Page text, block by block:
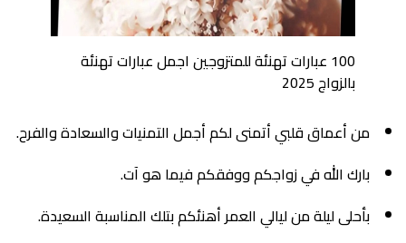
100 عبارات تهنئة للمتزوجين اجمل عبارات تهنئة
بالزواج 2025
من أعماق قلبي أتمنى لكم أجمل التمنيات والسعادة والفرح.
بارك الله في زواجكم ووفقكم فيما هو آت.
بأحلى ليلة من ليالي العمر أهنئكم بتلك المناسبة السعيدة.